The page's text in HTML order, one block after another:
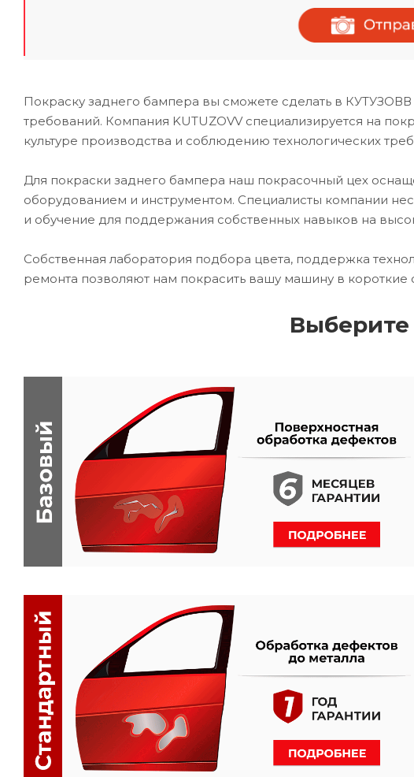
Покраску заднего бампера вы сможете сделать в
требований. Компания KUTUZOVV специализируется на
культуре производства и соблюдению технологических
Для покраски заднего бампера наш покрасочный цех
оборудованием и инструментом. Специалисты компании
и обучение для поддержания собственных навыков на
Собственная лаборатория подбора цвета, поддержка
ремонта позволяют нам покрасить вашу машину в короткие